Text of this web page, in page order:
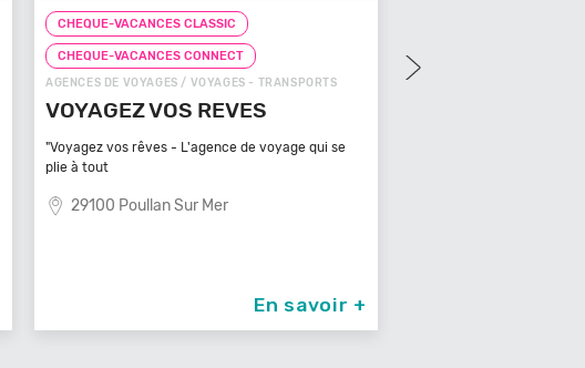
CHEQUE-VACANCES CLASSIC
CHEQUE-VACANCES CONNECT
AGENCES DE VOYAGES / VOYAGES - TRANSPORTS
VOYAGEZ VOS REVES
"Voyagez vos rêves - L'agence de voyage qui se
plie à tout
29100 Poullan Sur Mer
En savoir +